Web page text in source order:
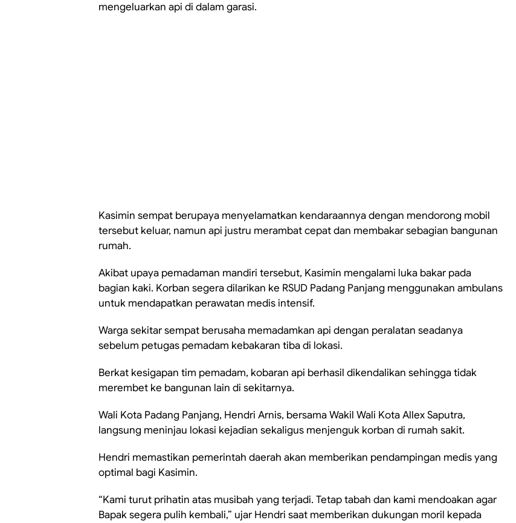
mengeluarkan api di dalam garasi.
Kasimin sempat berupaya menyelamatkan kendaraannya dengan mendorong mobil
tersebut keluar, namun api justru merambat cepat dan membakar sebagian bangunan
rumah.
Akibat upaya pemadaman mandiri tersebut, Kasimin mengalami luka bakar pada
bagian kaki. Korban segera dilarikan ke RSUD Padang Panjang menggunakan ambulans
untuk mendapatkan perawatan medis intensif.
Warga sekitar sempat berusaha memadamkan api dengan peralatan seadanya
sebelum petugas pemadam kebakaran tiba di lokasi.
Berkat kesigapan tim pemadam, kobaran api berhasil dikendalikan sehingga tidak
merembet ke bangunan lain di sekitarnya.
Wali Kota Padang Panjang, Hendri Arnis, bersama Wakil Wali Kota Allex Saputra,
langsung meninjau lokasi kejadian sekaligus menjenguk korban di rumah sakit.
Hendri memastikan pemerintah daerah akan memberikan pendampingan medis yang
optimal bagi Kasimin.
“Kami turut prihatin atas musibah yang terjadi. Tetap tabah dan kami mendoakan agar
Bapak segera pulih kembali,” ujar Hendri saat memberikan dukungan moril kepada